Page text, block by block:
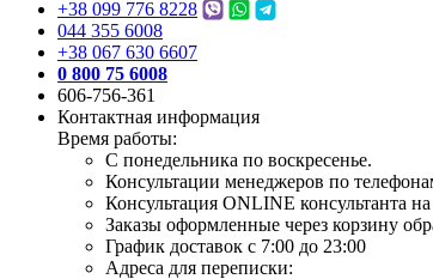
+38 099 776 8228
044 355 6008
+38 067 630 6607
0 800 75 6008
606-756-361
Контактная информация
Время работы:
С понедельника по воскресенье.
Консультации менеджеров по
Консультация ONLINE консультанта
Заказы оформленные через корзину
График доставок с 7:00 до 23:00
Адреса для переписки: